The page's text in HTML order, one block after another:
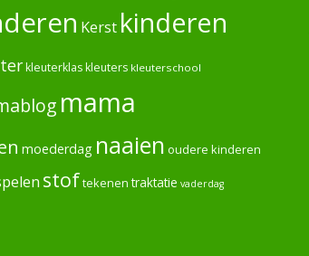
Kerst kinderen
kleuterklaskleuters kleuterschool
mama
moederdag naaien oudere kinderen
stoftekenen traktatie vaderdag